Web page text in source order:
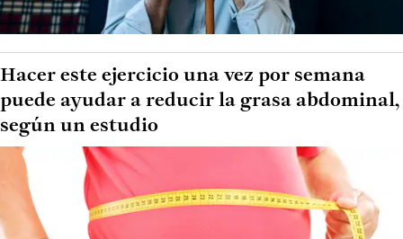
Hacer este ejercicio una vez por semana
puede ayudar a reducir la grasa abdominal,
según un estudio